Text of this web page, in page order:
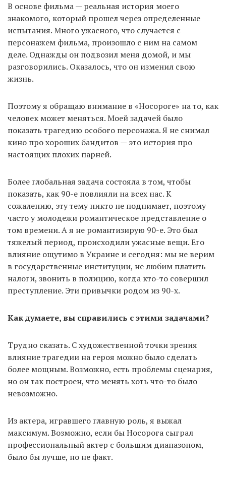
В основе фильма — реальная история моего
знакомого, который прошел через определенные
испытания. Много ужасного, что случается с
персонажем фильма, произошло с ним на самом
деле. Однажды он подвозил меня домой, и мы
разговорились. Оказалось, что он изменил свою
жизнь.
Поэтому я обращаю внимание в «Носороге» на то, как
человек может меняться. Моей задачей было
показать трагедию особого персонажа. Я не снимал
кино про хороших бандитов — это история про
настоящих плохих парней.
Более глобальная задача состояла в том, чтобы
показать, как 90-е повлияли на всех нас. К
сожалению, эту тему никто не поднимает, поэтому
часто у молодежи романтическое представление о
том времени. А я не романтизирую 90-е. Это был
тяжелый период, происходили ужасные вещи. Его
влияние ощутимо в Украине и сегодня: мы не верим
в государственные институции, не любим платить
налоги, звонить в полицию, когда кто-то совершил
преступление. Эти привычки родом из 90-х.
Как думаете, вы справились с этими задачами?
Трудно сказать. С художественной точки зрения
влияние трагедии на героя можно было сделать
более мощным. Возможно, есть проблемы сценария,
но он так построен, что менять хоть что-то было
невозможно.
Из актера, игравшего главную роль, я выжал
максимум. Возможно, если бы Носорога сыграл
профессиональный актер с большим диапазоном,
было бы лучше, но не факт.